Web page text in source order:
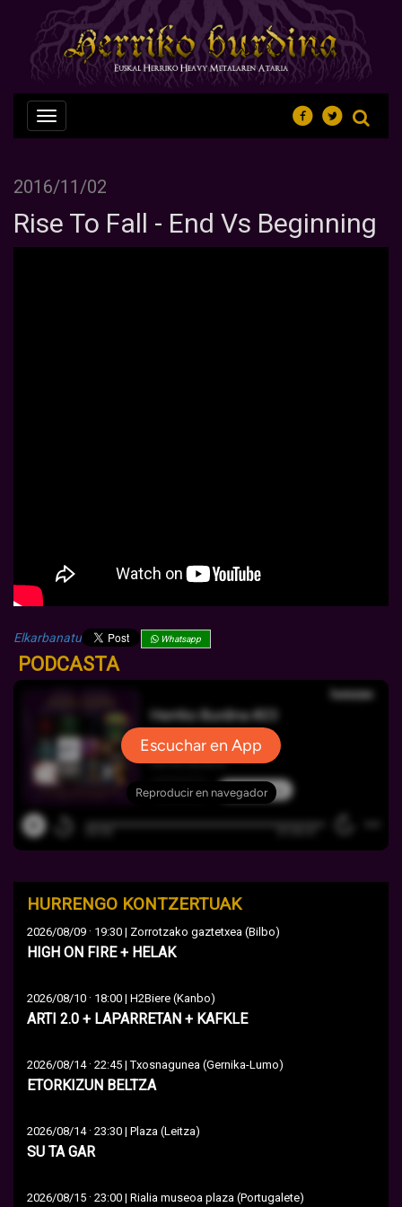
Nabegazioa
ireki
2016/11/02
Rise To Fall - End Vs Beginning
Elkarbanatu Whatsapp
PODCASTA
HURRENGO KONTZERTUAK
2026/08/09 · 19:30 | Zorrotzako gaztetxea (Bilbo)
HIGH ON FIRE + HELAK
2026/08/10 · 18:00 | H2Biere (Kanbo)
ARTI 2.0 + LAPARRETAN + KAFKLE
2026/08/14· 22:45 | Txosnagunea (Gernika-Lumo)
ETORKIZUN BELTZA
2026/08/14· 23:30 | Plaza (Leitza)
SU TA GAR
2026/08/15 · 23:00 | Rialia museoa plaza (Portugalete)